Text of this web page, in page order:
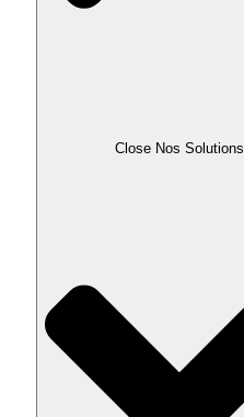
Close Nos Solutions